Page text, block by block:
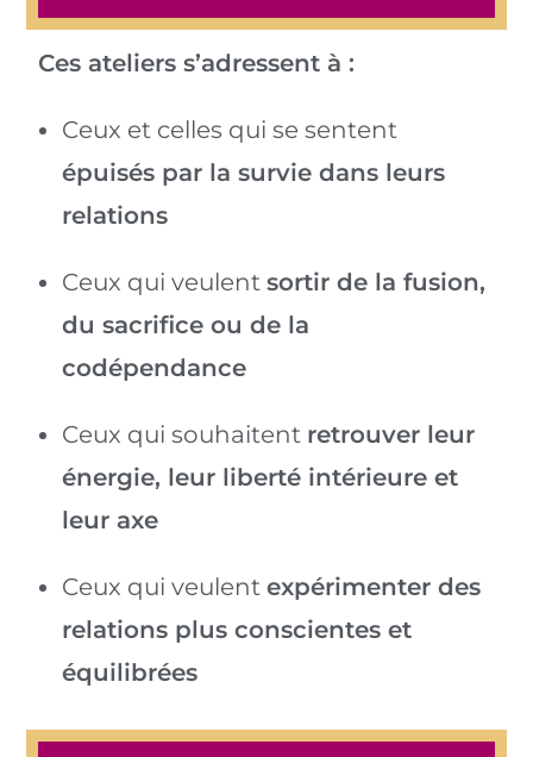
Ces ateliers s’adressent à :
Ceux et celles qui se sentent
épuisés par la survie dans leurs
relations
Ceux qui veulentsortir de la fusion,
du sacrifice ou de la
codépendance
Ceux qui souhaitent retrouver leur
énergie, leur liberté intérieure et
leur axe
Ceux qui veulentexpérimenter des
relations plus conscientes et
équilibrées